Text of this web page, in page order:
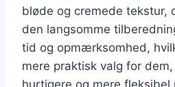
bløde og cremede tekstur,
den langsomme
tid og opmærksomhed,
mere praktisk valg for
hurtigere og mere fleksibel